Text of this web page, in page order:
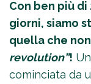
Con ben più
giorni, siamo
quella che
revolution”!
cominciata da